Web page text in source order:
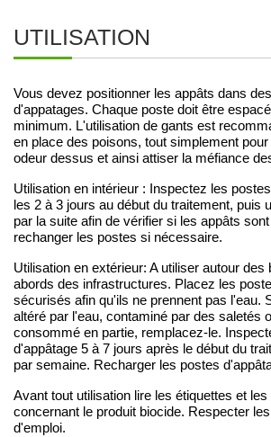
UTILISATION
Vous devez positionner les appâts dans
d'appatages. Chaque poste doit être
minimum. L'utilisation de gants est
en place des poisons, tout simplement
odeur dessus et ainsi attiser la méfiance
Utilisation en intérieur : Inspectez les
les 2 à 3 jours au début du traitement, puis
par la suite afin de vérifier si les appâts
rechanger les postes si nécessaire.
Utilisation en extérieur: A utiliser autour des
abords des infrastructures. Placez les
sécurisés afin qu'ils ne prennent pas l'eau.
altéré par l'eau, contaminé par des saletés
consommé en partie, remplacez-le.
d'appâtage 5 à 7 jours après le début du
par semaine. Recharger les postes
Avant tout utilisation lire les étiquettes et
concernant le produit biocide. Respecter
d'emploi.